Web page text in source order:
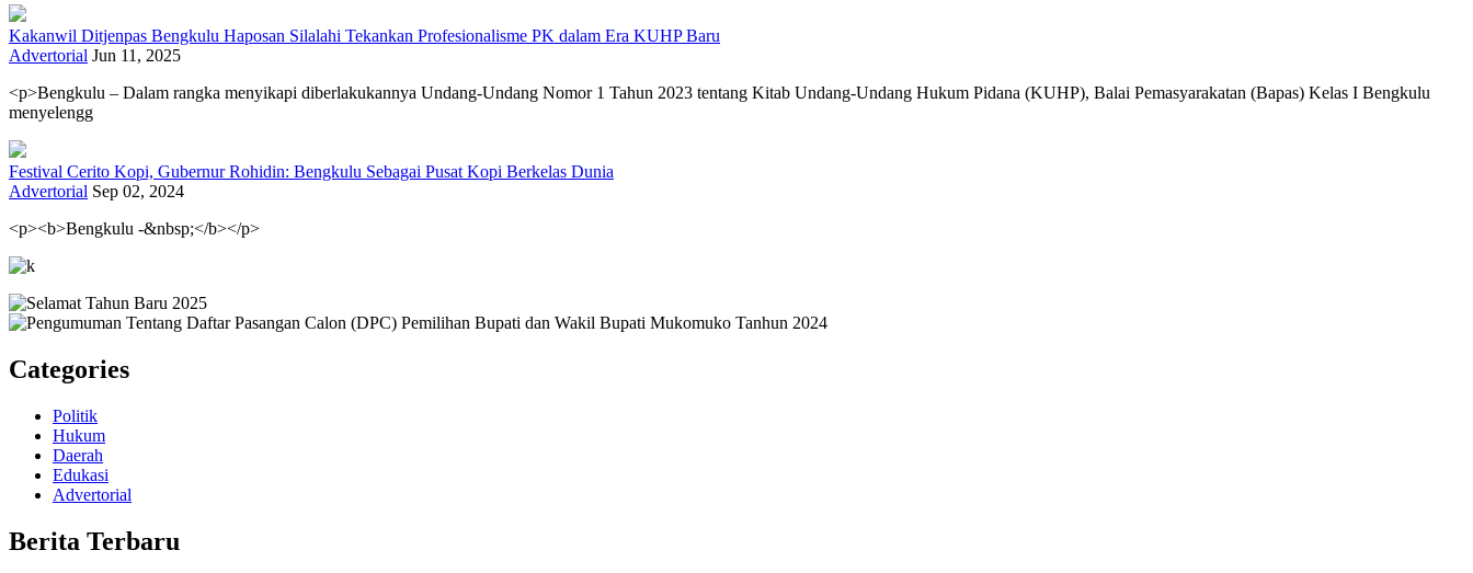
Kakanwil Ditjenpas Bengkulu Haposan Silalahi Tekankan Profesionalisme PK dalam Era KUHP Baru
Advertorial Jun 11, 2025
<p>Bengkulu – Dalam rangka menyikapi diberlakukannya Undang-Undang Nomor 1 Tahun 2023 tentang Kitab Undang-Undang Hukum Pidana (KUHP), Balai Pemasyarakatan (Bapas) Kelas I Bengkulu
menyelengg
Festival Cerito Kopi, Gubernur Rohidin: Bengkulu Sebagai Pusat Kopi Berkelas Dunia
Advertorial Sep 02, 2024
<p><b>Bengkulu -&nbsp;</b></p>
Categories
Politik
Hukum
Daerah
Edukasi
Advertorial
Berita Terbaru